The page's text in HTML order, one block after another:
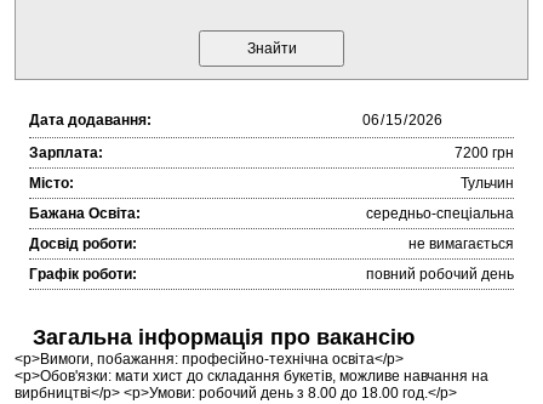
Дата додавання:
Зарплата:
7200 грн
Місто:
Тульчин
Бажана Освіта:
середньо-спеціальна
Досвід роботи:
не вимагається
Графік роботи:
повний робочий день
Загальна інформація про вакансію
<p>Вимоги, побажання: професійно-технічна освіта</p>
<p>Обов'язки: мати хист до складання букетів, можливе навчання на
вирбництві</p> <p>Умови: робочий день з 8.00 до 18.00 год.</p>